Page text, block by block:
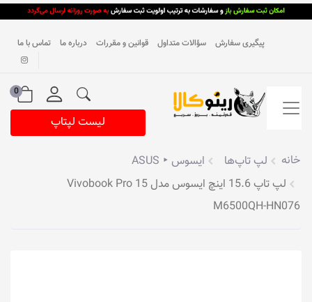
پیگیری سفارش سؤالات متداول قوانین و مقررات درباره ما تماس با ما
0
لیست لپتاپ
خانه لپ تاپ‌ها
ایسوس ‣ ASUS
لپ تاپ 15.6 اینچ ایسوس مدل Vivobook Pro 15
M6500QH-HN076